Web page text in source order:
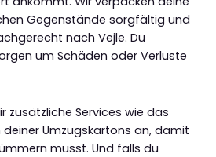
Gegenstände sorgfältig und
nach Vejle. Du
um Schäden oder Verluste
zusätzliche Services wie das
Umzugskartons an, damit
musst. Und falls du